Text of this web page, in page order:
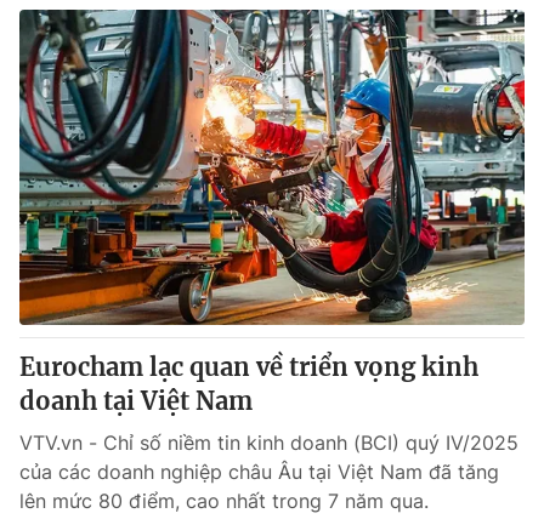
Eurocham lạc quan về triển vọng kinh
doanh tại Việt Nam
VTV.vn - Chỉ số niềm tin kinh doanh (BCI) quý IV/2025
của các doanh nghiệp châu Âu tại Việt Nam đã tăng
lên mức 80 điểm, cao nhất trong 7 năm qua.